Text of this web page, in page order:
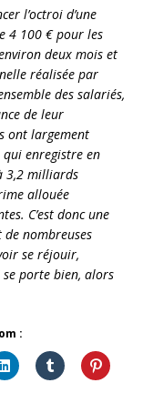
l’octroi d’une
4 100 € pour les
deux mois et
réalisée par
des salariés,
de leur
ont largement
enregistre en
3,2 milliards
allouée
C’est donc une
nombreuses
se réjouir,
porte bien, alors
: